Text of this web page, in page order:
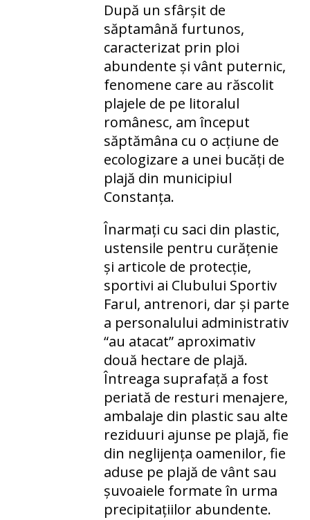
După un sfârșit de
săptamână furtunos,
caracterizat prin ploi
abundente și vânt puternic,
fenomene care au răscolit
plajele de pe litoralul
românesc, am început
săptămâna cu o acțiune de
ecologizare a unei bucăți de
plajă din municipiul
Constanța.
Înarmați cu saci din plastic,
ustensile pentru curățenie
și articole de protecție,
sportivi ai Clubului Sportiv
Farul, antrenori, dar și parte
a personalului administrativ
“au atacat” aproximativ
două hectare de plajă.
Întreaga suprafață a fost
periată de resturi menajere,
ambalaje din plastic sau alte
reziduuri ajunse pe plajă, fie
din neglijența oamenilor, fie
aduse pe plajă de vânt sau
șuvoaiele formate în urma
precipitațiilor abundente.